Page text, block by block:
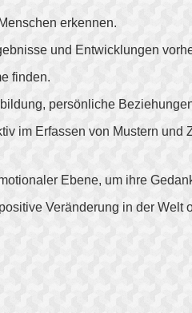
erkennen.
und Entwicklungen
finden.
persönliche
im Erfassen von Mustern und
Ebene, um ihre
Veränderung in der Welt